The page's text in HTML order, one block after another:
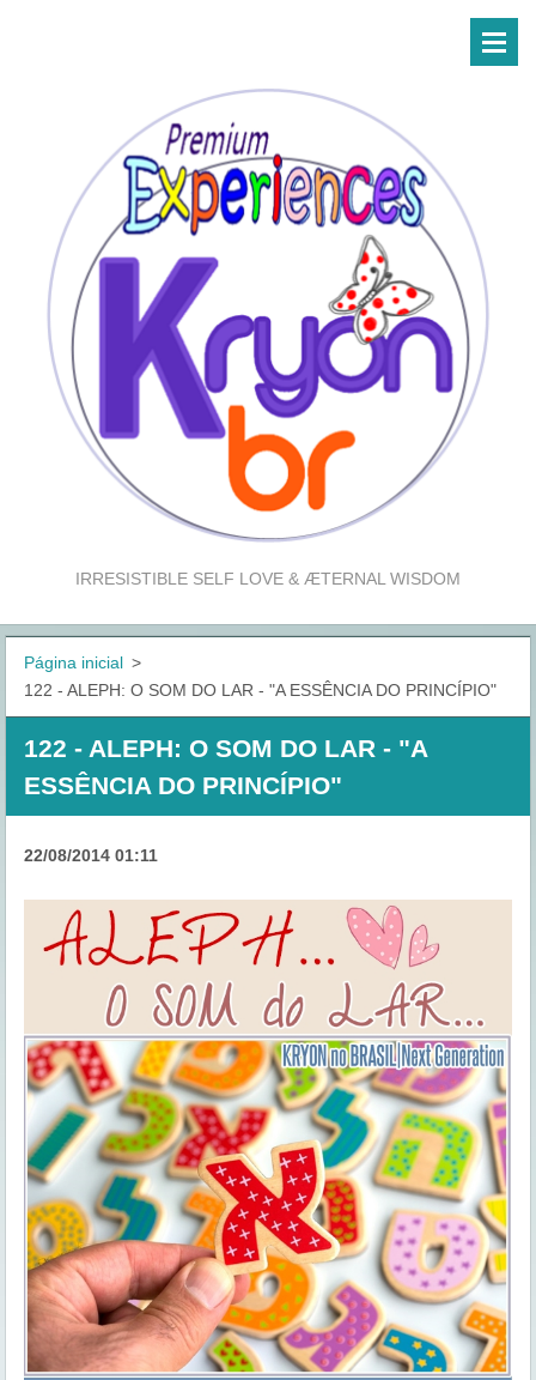
IRRESISTIBLE SELF LOVE & ÆTERNAL WISDOM
Página inicial >
122 - ALEPH: O SOM DO LAR - "A ESSÊNCIA DO PRINCÍPIO"
122 - ALEPH: O SOM DO LAR - "A
ESSÊNCIA DO PRINCÍPIO"
22/08/2014 01:11